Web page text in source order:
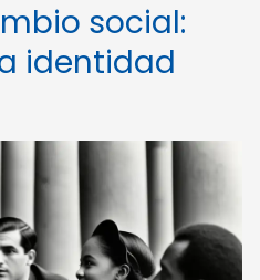
social:
identidad